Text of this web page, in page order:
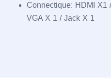
Connectique: HDMI
VGA X 1 / Jack X 1